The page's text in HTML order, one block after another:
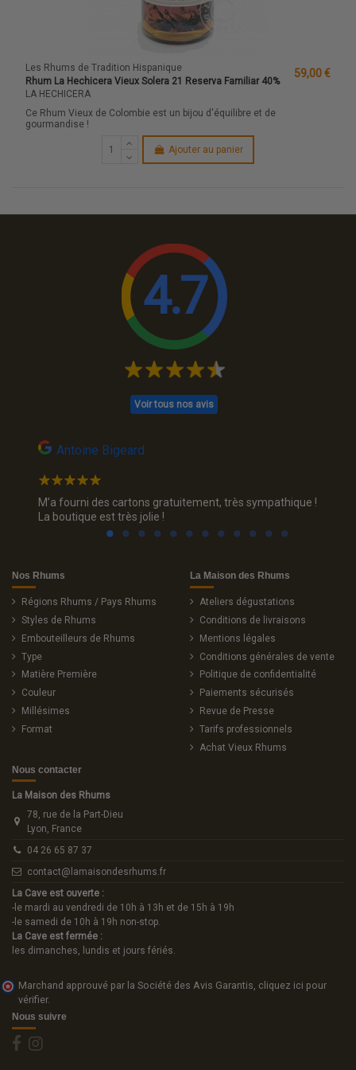
Les Rhums de Tradition Hispanique
Rhum La Hechicera Vieux Solera 21 Reserva Familiar 40%
LA HECHICERA
59,00 €
Ce Rhum Vieux de Colombie est un bijou d'équilibre et de
gourmandise !
Ajouter au panier
4.7
Voir tous nos avis
Antoine Bigeard
M’a fourni des cartons gratuitement, très sympathique !
La boutique est très jolie !
Nos Rhums
Régions Rhums / Pays Rhums
Styles de Rhums
Embouteilleurs de Rhums
Type
Matière Première
Couleur
Millésimes
Format
La Maison des Rhums
Ateliers dégustations
Conditions de livraisons
Mentions légales
Conditions générales de vente
Politique de confidentialité
Paiements sécurisés
Revue de Presse
Tarifs professionnels
Achat Vieux Rhums
Nous contacter
La Maison des Rhums
78, rue de la Part-Dieu
Lyon, France
04 26 65 87 37
contact@lamaisondesrhums.fr
La Cave est ouverte :
-le mardi au vendredi de 10h à 13h et de 15h à 19h
-le samedi de 10h à 19h non-stop.
La Cave est fermée :
les dimanches, lundis et jours fériés.
Marchand approuvé par la Société des Avis Garantis, cliquez ici pour
vérifier.
Nous suivre